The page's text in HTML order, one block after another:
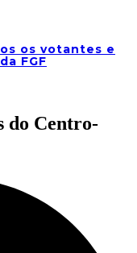
os votantes e
FGF
do Centro-